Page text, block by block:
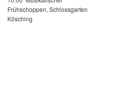
Frühschoppen, Schlossgarten
Kösching